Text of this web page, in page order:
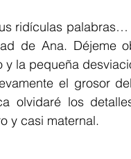
ridículas palabras…
de Ana. Déjeme
la pequeña
el grosor
olvidaré los
y casi maternal.